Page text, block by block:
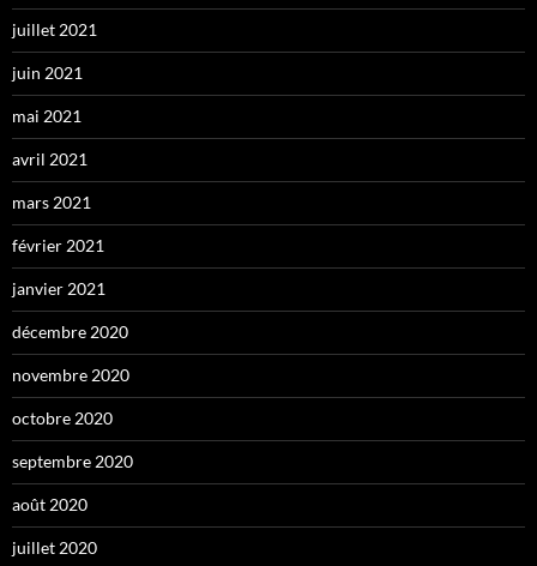
juillet 2021
juin 2021
mai 2021
avril 2021
mars 2021
février 2021
janvier 2021
décembre 2020
novembre 2020
octobre 2020
septembre 2020
août 2020
juillet 2020